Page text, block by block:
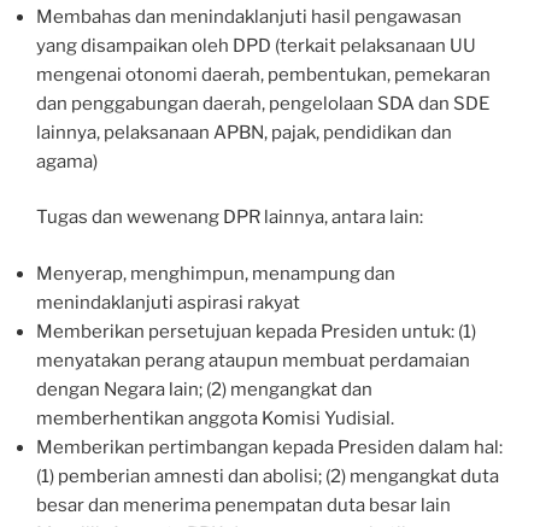
Membahas dan menindaklanjuti hasil pengawasan
yang disampaikan oleh DPD (terkait pelaksanaan UU
mengenai otonomi daerah, pembentukan, pemekaran
dan penggabungan daerah, pengelolaan SDA dan SDE
lainnya, pelaksanaan APBN, pajak, pendidikan dan
agama)
Tugas dan wewenang DPR lainnya, antara lain:
Menyerap, menghimpun, menampung dan
menindaklanjuti aspirasi rakyat
Memberikan persetujuan kepada Presiden untuk: (1)
menyatakan perang ataupun membuat perdamaian
dengan Negara lain; (2) mengangkat dan
memberhentikan anggota Komisi Yudisial.
Memberikan pertimbangan kepada Presiden dalam hal:
(1) pemberian amnesti dan abolisi; (2) mengangkat duta
besar dan menerima penempatan duta besar lain